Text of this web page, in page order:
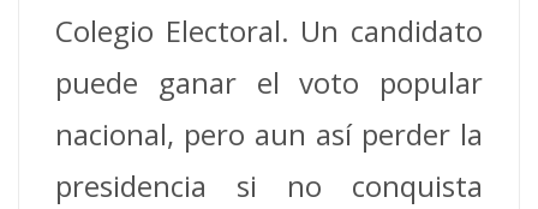
Colegio Electoral. Un candidato
puede ganar el voto popular
nacional, pero aun así perder la
presidencia si no conquista